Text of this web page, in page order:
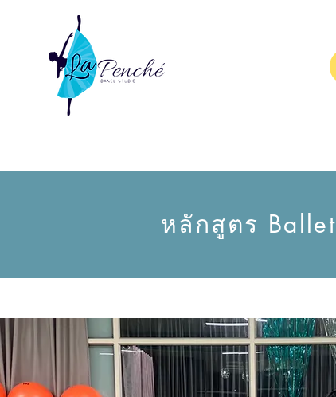
หลักสูตร Ballet